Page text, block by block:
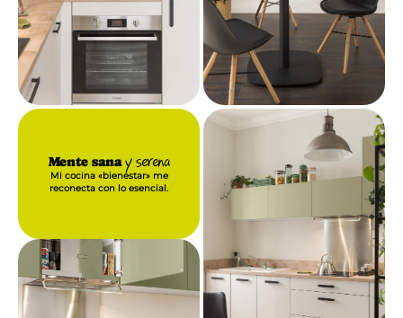
Mente sanay serena
Mi cocina «bienestar» me
reconecta con lo esencial.